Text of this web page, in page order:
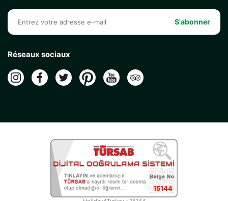
S'abonner
Réseaux sociaux
15144